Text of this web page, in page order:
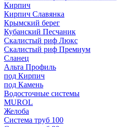
Кирпич
Кирпич Славянка
Крымский берег
Кубанский Песчаник
Скалистый риф Люкс
Скалистый риф Премиум
Сланец
Альта Профиль
под Кирпич
под Камень
Водосточные системы
MUROL
Желоба
Система труб 100